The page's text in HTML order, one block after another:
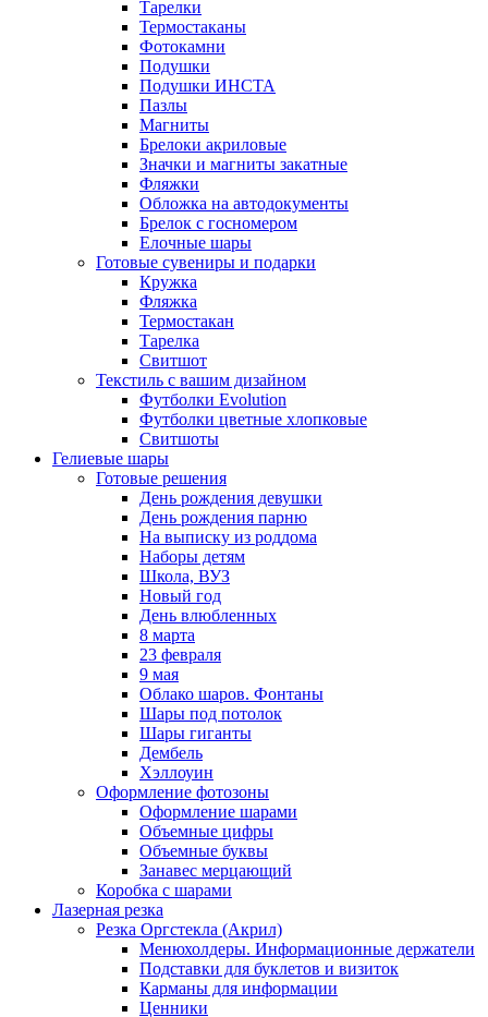
Тарелки
Термостаканы
Фотокамни
Подушки
Подушки ИНСТА
Пазлы
Магниты
Брелоки акриловые
Значки и магниты закатные
Фляжки
Обложка на автодокументы
Брелок с госномером
Елочные шары
Готовые сувениры и подарки
Кружка
Фляжка
Термостакан
Тарелка
Свитшот
Текстиль с вашим дизайном
Футболки Evolution
Футболки цветные хлопковые
Свитшоты
Гелиевые шары
Готовые решения
День рождения девушки
День рождения парню
На выписку из роддома
Наборы детям
Школа, ВУЗ
Новый год
День влюбленных
8 марта
23 февраля
9 мая
Облако шаров. Фонтаны
Шары под потолок
Шары гиганты
Дембель
Хэллоуин
Оформление фотозоны
Оформление шарами
Объемные цифры
Объемные буквы
Занавес мерцающий
Коробка с шарами
Лазерная резка
Резка Оргстекла (Акрил)
Менюхолдеры. Информационные держатели
Подставки для буклетов и визиток
Карманы для информации
Ценники